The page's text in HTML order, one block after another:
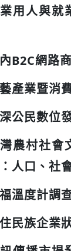
用人與就
B2C網路
產業暨消
公民數位
農村社會
人口、社
溫度計調
民族企業